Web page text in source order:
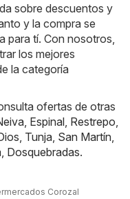
sobre descuentos y
y la compra se
para tí. Con nosotros,
los mejores
la categoría
ofertas de otras
Espinal Restrepo
Tunja San Martín
Dosquebradas.
Corozal